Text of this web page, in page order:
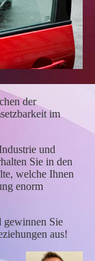
der
im
und
Sie in den
welche Ihnen
enorm
gewinnen Sie
aus!